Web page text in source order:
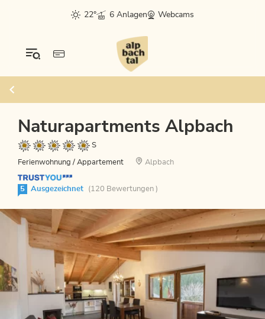
22° 6 Anlagen Webcams
Naturapartments Alpbach
S
Ferienwohnung / Appartement Alpbach
5 Ausgezeichnet (120 Bewertungen )